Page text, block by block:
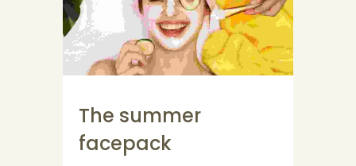
The summer
facepack